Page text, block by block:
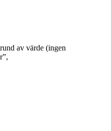
av värde (ingen